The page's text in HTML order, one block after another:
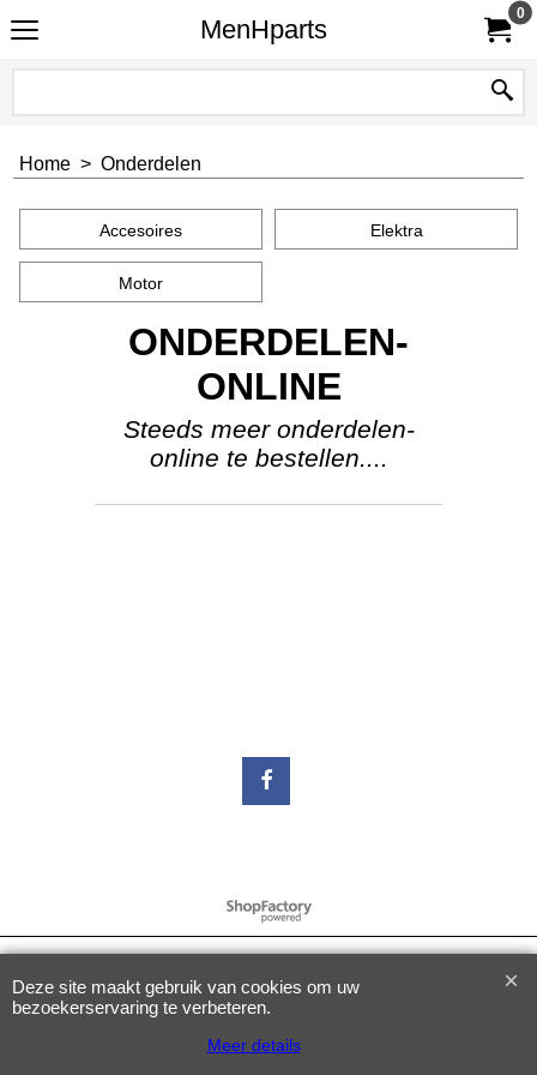
MenHparts
0
Home > Onderdelen
Accesoires Elektra
Motor
ONDERDELEN-
ONLINE
Steeds meer onderdelen-
online te bestellen....
Webwinkel gemaakt met
ShopFactory webwinkel
Deze site maakt gebruik van cookies om uw
bezoekerservaring te verbeteren.
Meer details